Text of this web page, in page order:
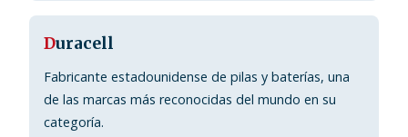
Duracell
Fabricante estadounidense de pilas y baterías, una
de las marcas más reconocidas del mundo en su
categoría.